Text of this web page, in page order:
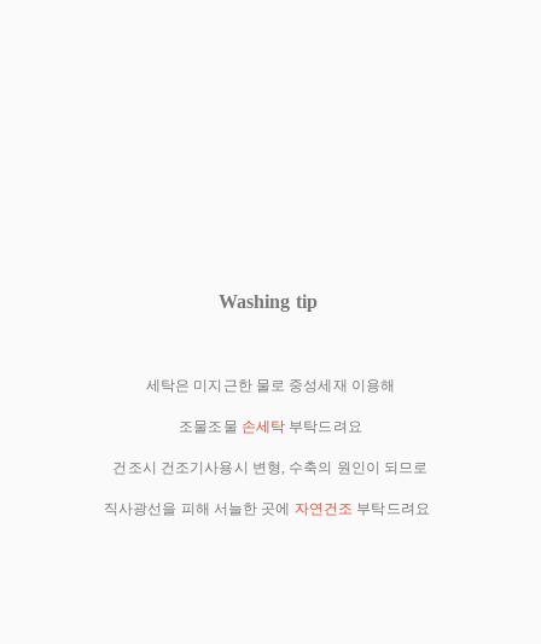
Washing tip
세탁은 미지근한 물로 중성세재 이용해
조물조물 손세탁 부탁드려요
건조시 건조기사용시 변형, 수축의 원인이 되므로
직사광선을 피해 서늘한 곳에 자연건조 부탁드려요